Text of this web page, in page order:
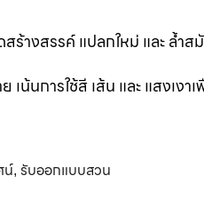
างสรรค์ แปลกใหม่ และ ล้ำส
การใช้สี เส้น และ แสงเงาเ
น์, รับออกแบบสวน